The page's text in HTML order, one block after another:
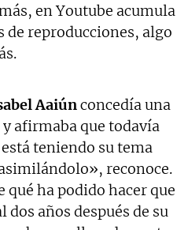
en Youtube acumula
de reproducciones, algo
Aaiúnconcedía una
afirmaba que todavía
teniendo su tema
reconoce.
qué ha podido hacer que
dos años después de su